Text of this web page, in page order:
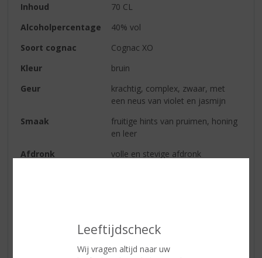
Leeftijdscheck
Wij vragen altijd naar uw
Inhoud
70 CL
Alcoholpercentage
40% vol
Soort cognac
Cognac XO
Kleur
bruin
Geur
krachtig, complex, zwaar, met
een neus van violet en jasmijn
Smaak
fruitige hints van pruimen, honing
en leer
Afdronk
volle en stevige afdronk
Schrijf een review